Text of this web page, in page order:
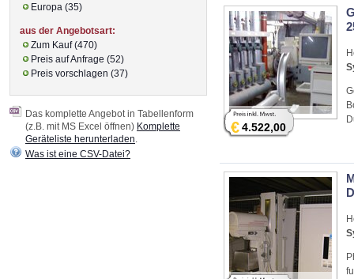
€4.522,00
Europa (35)
aus der Angebotsart:
Zum Kauf (470)
Preis auf Anfrage (52)
Preis vorschlagen (37)
Das komplette Angebot in Tabellenform
(z.B. mit MS Excel öffnen) Komplette
Geräteliste herunterladen.
Was ist eine CSV-Datei?